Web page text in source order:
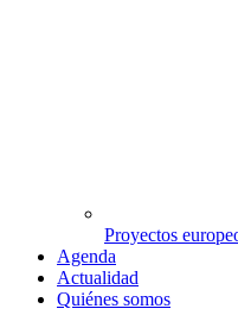
Proyectos
Agenda
Actualidad
Quiénes somos